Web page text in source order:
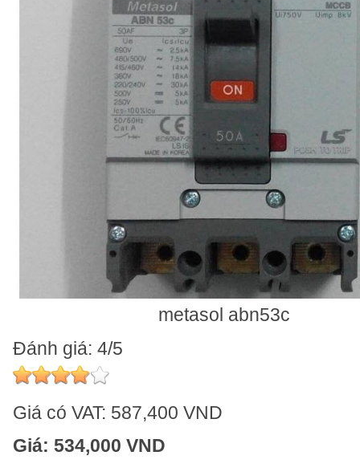
metasol abn53c
Đánh giá: 4/5
Giá có VAT: 587,400 VND
Giá: 534,000 VND